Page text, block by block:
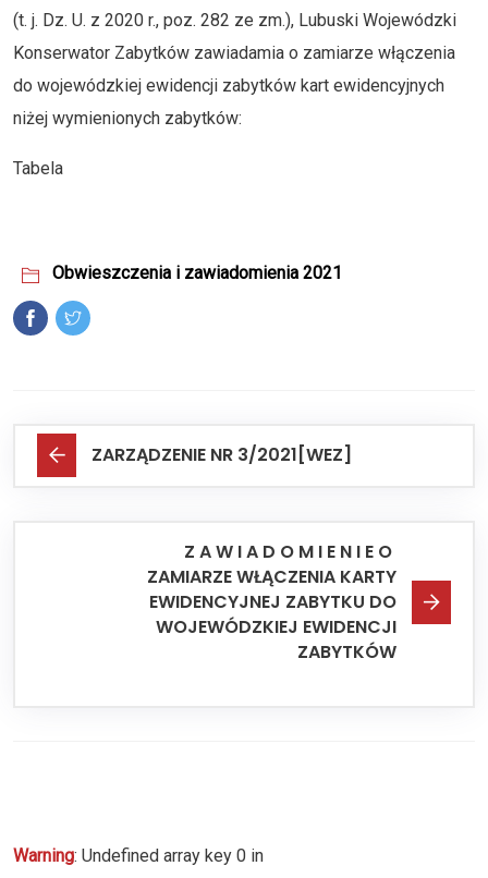
(t. j. Dz. U. z 2020 r., poz. 282 ze zm.), Lubuski Wojewódzki
Konserwator Zabytków zawiadamia o zamiarze włączenia
do wojewódzkiej ewidencji zabytków kart ewidencyjnych
niżej wymienionych zabytków:
Tabela
Obwieszczenia i zawiadomienia 2021
ZARZĄDZENIE NR 3/2021[WEZ]
Z A W I A D O M I E N I E O
ZAMIARZE WŁĄCZENIA KARTY
EWIDENCYJNEJ ZABYTKU DO
WOJEWÓDZKIEJ EWIDENCJI
ZABYTKÓW
Warning: Undefined array key 0 in